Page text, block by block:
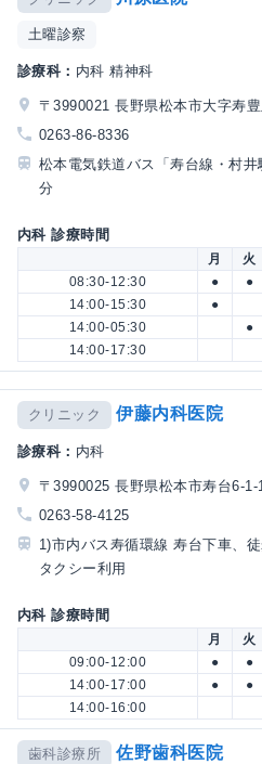
土曜診察
診療科： 内科 精神科
〒3990021 長野県松本市大字寿
0263-86-8336
松本電気鉄道バス「寿台線・村
分
内科 診療時間
月 火
08:30-12:30
● ●
14:00-15:30
●
14:00-05:30
●
14:00-17:30
クリニック 伊藤内科医院
診療科： 内科
〒3990025 長野県松本市寿台6-1-
0263-58-4125
1)市内バス寿循環線 寿台下車、
タクシー利用
内科 診療時間
月 火
09:00-12:00
● ●
14:00-17:00
●
●
14:00-16:00
歯科診療所 佐野歯科医院